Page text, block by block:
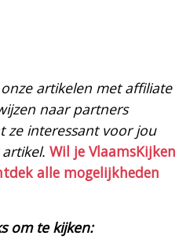
artikelen met affiliate
naar partners
ze interessant voor jou
Wil je VlaamsKijken
alle mogelijkheden
om te kijken: